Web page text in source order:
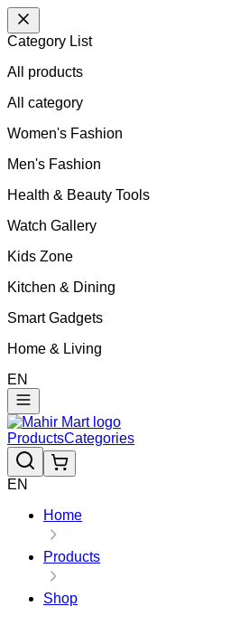
Category List
All products
All category
Women's Fashion
Men's Fashion
Health & Beauty Tools
Watch Gallery
Kids Zone
Kitchen & Dining
Smart Gadgets
Home & Living
EN
ProductsCategories
EN
Home
Products
Shop